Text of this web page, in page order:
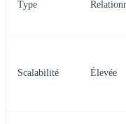
Type
Scalabilité Élevée